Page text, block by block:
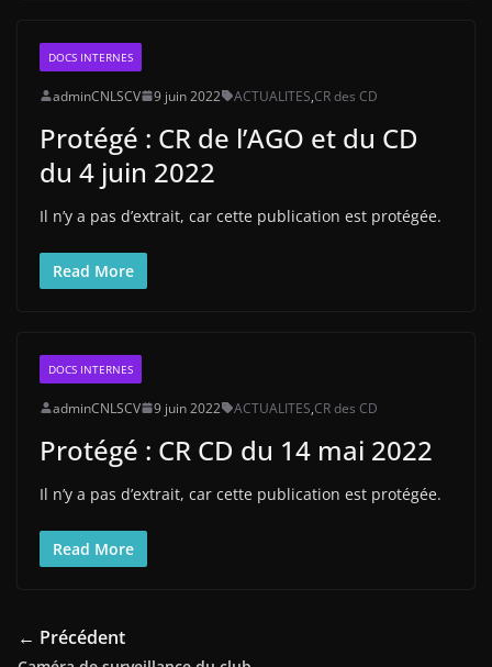
DOCS INTERNES
adminCNLSCV 9 juin 2022 ACTUALITES,CR des CD
Protégé : CR de l’AGO et du CD
du 4 juin 2022
Il n’y a pas d’extrait, car cette publication est protégée.
Read More
DOCS INTERNES
adminCNLSCV 9 juin 2022 ACTUALITES,CR des CD
Protégé : CR CD du 14 mai 2022
Il n’y a pas d’extrait, car cette publication est protégée.
Read More
← Précédent